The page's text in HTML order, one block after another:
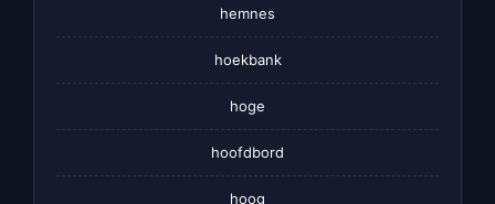
hemnes
hoekbank
hoge
hoofdbord
hoog